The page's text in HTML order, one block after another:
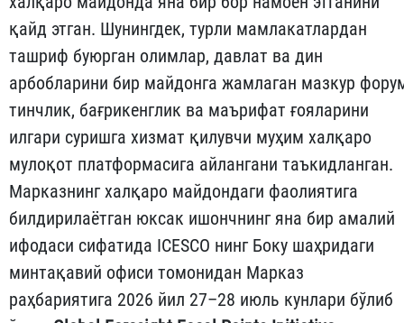
қайд этган. Шунингдек, турли мамлакатлардан
ташриф буюрган олимлар, давлат ва дин
арбобларини бир майдонга жамлаган мазкур
тинчлик, бағрикенглик ва маърифат ғояларини
илгари суришга хизмат қилувчи муҳим халқаро
мулоқот платформасига айлангани таъкидланган.
Марказнинг халқаро майдондаги фаолиятига
билдирилаётган юксак ишончнинг яна бир амалий
ифодаси сифатида ICESCO нинг Боку шаҳридаги
минтақавий офиси томонидан Марказ
раҳбариятига 2026 йил 27–28 июль кунлари бўлиб